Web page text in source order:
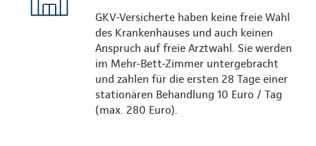
GKV-Versicherte haben keine freie Wahl
des Krankenhauses und auch keinen
Anspruch auf freie Arztwahl. Sie werden
im Mehr-Bett-Zimmer untergebracht
und zahlen für die ersten 28 Tage einer
stationären Behandlung 10 Euro / Tag
(max. 280 Euro).